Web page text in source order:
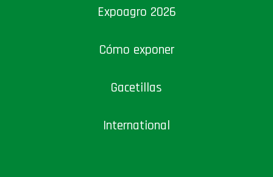
Gacetillas
International